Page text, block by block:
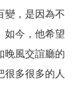
變，是因為不
如今，他希望
晚風交誼廳的
很多很多的人